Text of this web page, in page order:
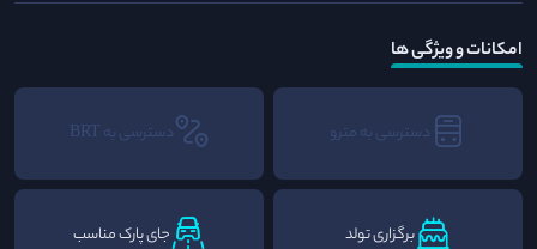
امکانات و ویژگی ها
دسترسی به مترو دسترسی به BRT
برگزاری تولد جای پارک مناسب